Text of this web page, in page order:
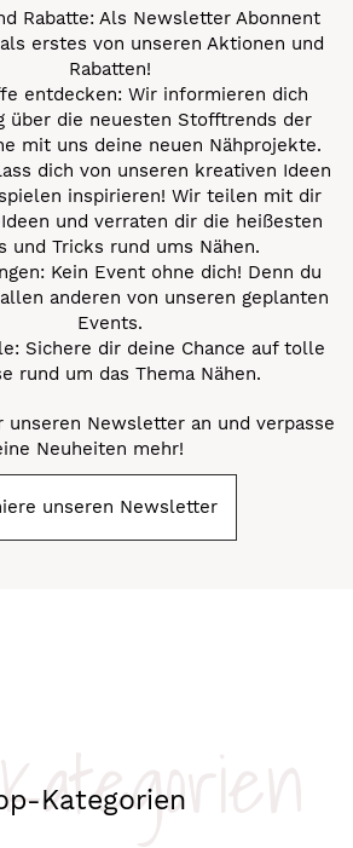
Rabatte: Als Newsletter Abonnent
erstes von unseren Aktionen und
Rabatten!
entdecken: Wir informieren dich
über die neuesten Stofftrends der
mit uns deine neuen Nähprojekte.
dich von unseren kreativen Ideen
inspirieren! Wir teilen mit dir
und verraten dir die heißesten
und Tricks rund ums Nähen.
Kein Event ohne dich! Denn du
anderen von unseren geplanten
Events.
Sichere dir deine Chance auf tolle
rund um das Thema Nähen.
Newsletter an und verpasse
Neuheiten mehr!
unseren Newsletter
Kategorien